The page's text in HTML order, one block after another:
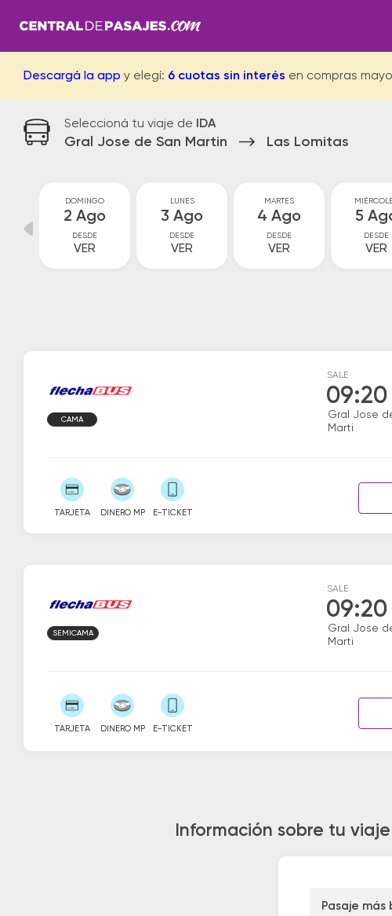
Descargá la app y elegí: 6 cuotas sin interés en compras
Seleccioná tu viaje de IDA
Gral Jose de San Martin Las Lomitas
DOMINGO
2 Ago
DESDE
VER
LUNES
3 Ago
DESDE
VER
MARTES
4 Ago
DESDE
VER
5
DESDE
VER
SALE
09:20
Gral Jose
Marti
CAMA
TARJETA DINERO MP E-TICKET
SALE
09:20
Gral Jose
Marti
SEMICAMA
TARJETA DINERO MP E-TICKET
Información sobre tu
Pasaje